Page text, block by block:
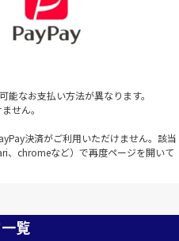
なお支払い方法が異なります。
せん。
決済がご利用いただけません。該当
、chromeなど）で再度ページを開いて
覧